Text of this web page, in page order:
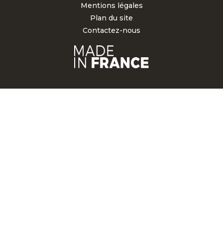
Mentions légales
Plan du site
Contactez-nous